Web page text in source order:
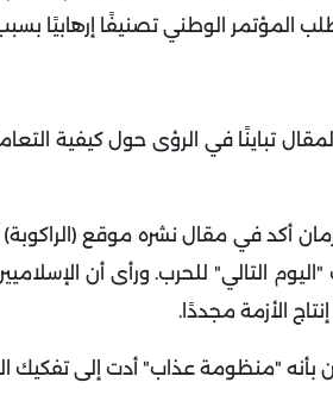
يتطلب المؤتمر الوطني تصنيفًا إرهابيًا
تباينًا في الرؤى حول كيفية
أكد في مقال نشره موقع
التالي" للحرب. ورأى أن
الأزمة مجددًا .
"منظومة عذاب" أدت إلى تفكيك